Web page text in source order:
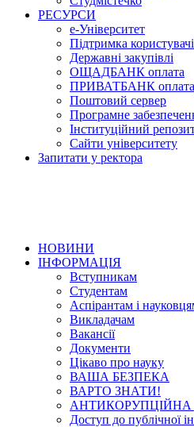
РЕСУРСИ
е-Університет
Підтримка
Державні закупівлі
ОЩАДБАНК оплата
ПРИВАТБАНК оплата
Поштовий сервер
Програмне
Інституційний
Сайти університету
Запитати у ректора
НОВИНИ
ІНФОРМАЦІЯ
Вступникам
Студентам
Аспірантам і
Викладачам
Вакансії
Документи
Цікаво про науку
ВАША БЕЗПЕКА
ВАРТО ЗНАТИ!
АНТИКОРУПЦІЙНА
Доступ до публічної